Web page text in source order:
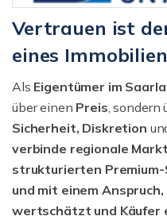
Vertrauen ist
eines
Als Eigentümer im
über einen Preis, sondern
Sicherheit, Diskretion
verbinde regionale
strukturierten
und mit einem
wertschätzt und Käufer